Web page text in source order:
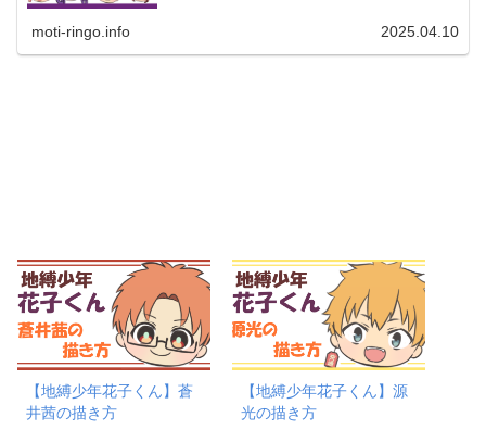
moti-ringo.info 2025.04.10
【地縛少年花子くん】蒼
井茜の描き方
【地縛少年花子くん】源
光の描き方